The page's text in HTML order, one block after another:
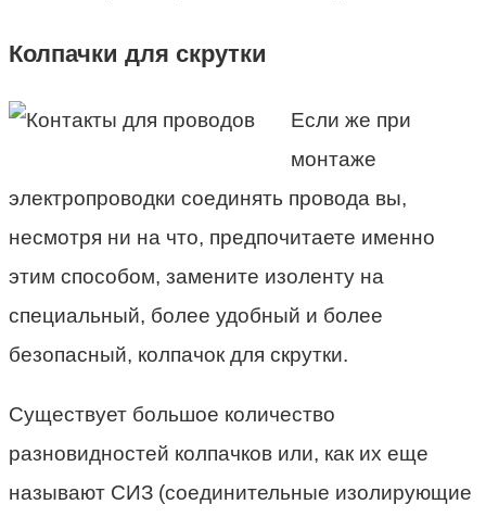
Колпачки для скрутки
Если же при
монтаже
электропроводки соединять провода вы,
несмотря ни на что, предпочитаете именно
этим способом, замените изоленту на
специальный, более удобный и более
безопасный, колпачок для скрутки.
Существует большое количество
разновидностей колпачков или, как их еще
называют СИЗ (соединительные изолирующие